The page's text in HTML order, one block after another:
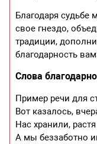
Благодаря
свое гнездо,
традиции,
благодарность
Слова
Пример речи для
Вот казалось,
Нас хранили,
А мы беззаботно